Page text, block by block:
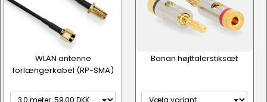
WLAN antenne
forlængerkabel (RP-SMA)
Banan højttalerstiksæt